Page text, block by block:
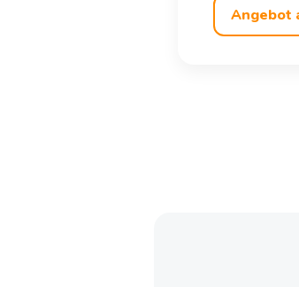
Angebot